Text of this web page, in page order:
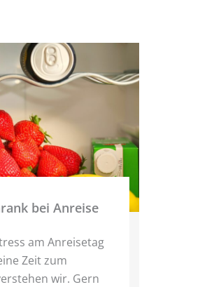
bei Anreise
am Anreisetag
Zeit zum
wir. Gern